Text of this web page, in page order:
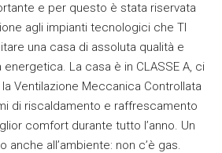
e per questo è stata riservata
agli impianti tecnologici che TI
una casa di assoluta qualità e
energetica. La casa è in CLASSE A, ci
Ventilazione Meccanica Controllata
di riscaldamento e raffrescamento
comfort durante tutto l’anno. Un
anche all’ambiente: non c’è gas.